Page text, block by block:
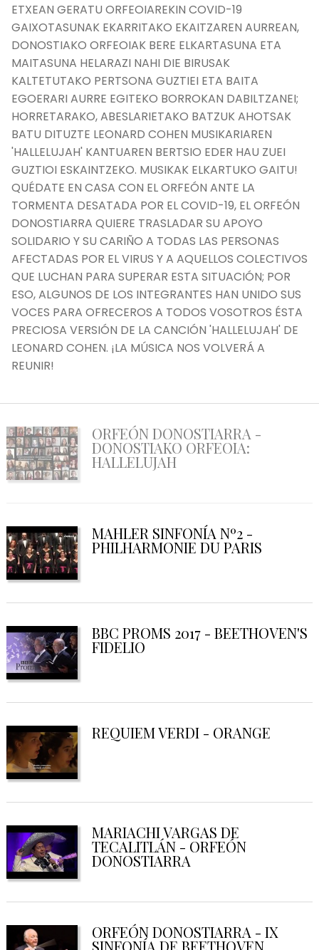
ETXEAN GERATU ORFEOIAREKIN COVID-19
GAIXOTASUNAK EKARRITAKO EKAITZAREN AURREAN,
DONOSTIAKO ORFEOIAK BERE ELKARTASUNA ETA
MAITASUNA HELARAZI NAHI DIE BIRUSAK
KALTETUTAKO PERTSONA GUZTIEI ETA BAITA
EGOERARI AURRE EGITEKO BORROKAN DABILTZANEI;
HORRETARAKO, ABESLARIETAKO BATZUK AHOTSAK
BATU DITUZTE LEONARD COHEN MUSIKARIAREN
'HALLELUJAH' KANTUAREN BERTSIO EDER HAU ZUEI
GUZTIOI ESKAINTZEKO. MUSIKAK ELKARTUKO GAITU!
QUÉDATE EN CASA CON EL ORFEÓN ANTE LA
TORMENTA DESATADA POR EL COVID-19, EL ORFEÓN
DONOSTIARRA QUIERE TRASLADAR SU APOYO
SOLIDARIO Y SU CARIÑO A TODAS LAS PERSONAS
AFECTADAS POR EL VIRUS Y A AQUELLOS COLECTIVOS
QUE LUCHAN PARA SUPERAR ESTA SITUACIÓN; POR
ESO, ALGUNOS DE LOS INTEGRANTES HAN UNIDO SUS
VOCES PARA OFRECEROS A TODOS VOSOTROS ÉSTA
PRECIOSA VERSIÓN DE LA CANCIÓN 'HALLELUJAH' DE
LEONARD COHEN. ¡LA MÚSICA NOS VOLVERÁ A
REUNIR!
ORFEÓN DONOSTIARRA -
DONOSTIAKO ORFEOIA:
HALLELUJAH
MAHLER SINFONÍA Nº2 -
PHILHARMONIE DU PARIS
BBC PROMS 2017 - BEETHOVEN'S
FIDELIO
REQUIEM VERDI - ORANGE
MARIACHI VARGAS DE
TECALITLÁN - ORFEÓN
DONOSTIARRA
ORFEÓN DONOSTIARRA - IX
SINFONÍA DE BEETHOVEN